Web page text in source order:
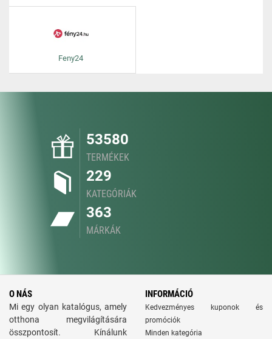
Feny24
53580
TERMÉKEK
229
KATEGÓRIÁK
363
MÁRKÁK
O NÁS
Mi egy olyan katalógus, amely
otthona megvilágítására
összpontosít. Kínálunk
INFORMÁCIÓ
Kedvezményes kuponok és
promóciók
Minden kategória